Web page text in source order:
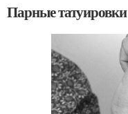
Парные татуировки